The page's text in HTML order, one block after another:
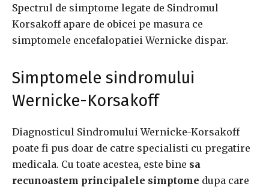
Spectrul de simptome legate de Sindromul
Korsakoff apare de obicei pe masura ce
simptomele encefalopatiei Wernicke dispar.
Simptomele sindromului
Wernicke-Korsakoff
Diagnosticul Sindromului Wernicke-Korsakoff
poate fi pus doar de catre specialisti cu pregatire
medicala. Cu toate acestea, este bine sa
recunoastem principalele simptome dupa care